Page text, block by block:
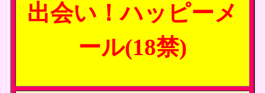
出会い！ハッピーメ
ール(18禁)